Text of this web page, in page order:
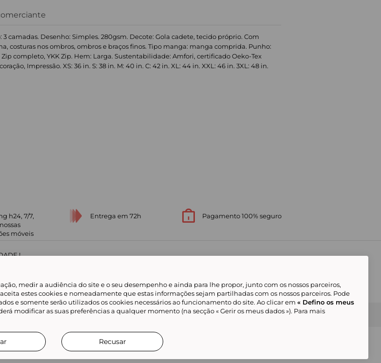
camadas. Desenho: Simples. 280gsm. Decote: Gola cadete, tecido próprio. Com
costuras nos ombros, ombros e braços finos. Tipo manga: manga comprida. Punho:
completo, YKK Zip. Hem: Larga. Sustentabilidade: Amfori, certificado Oeko-Tex
Impressão. XS: 36 in. S: 38 in. M: 40 in. C: 42 in. XL: 44 in. XXL: 46 in. 3XL: 48 in.
h24, 7/7,
móveis
Entrega em 72h Pagamento 100% seguro
!
Showroomprive group Ajuda e Contacto Gerir os meus cookies
Condições Gerais
medir a audiência do site e o seu desempenho e ainda para lhe propor, junto com os nossos parceiros,
aceita estes cookies e nomeadamente que estas informações sejam partilhadas com os nossos parceiros. Pode
e somente serão utilizados os cookies necessários ao funcionamento do site. Ao clicar em « Defino os meus
modificar as suas preferências a qualquer momento (na secção « Gerir os meus dados »). Para mais
Recusar